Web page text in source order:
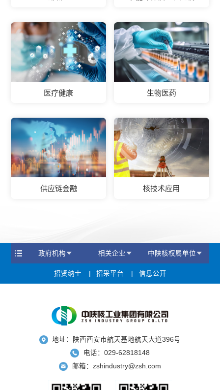
医疗健康 生物医药
供应链金融 核技术应用
政府机构 相关企业 中陕核权属单位
招贤纳士 招采平台 信息公开
地址：陕西西安市航天基地航天大道396号
电话：029-62818148
邮箱：zshindustry@zsh.com